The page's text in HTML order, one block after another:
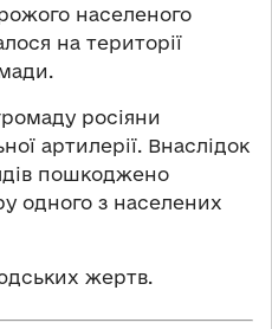
населеного
на території
росіяни
артилерії. Внаслідок
пошкоджено
одного з населених
жертв.